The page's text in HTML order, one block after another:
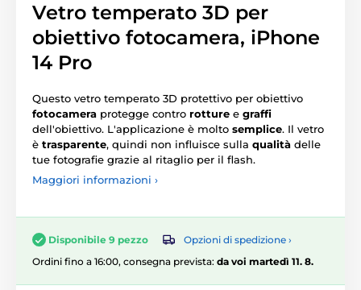
Vetro temperato 3D per
obiettivo fotocamera, iPhone
14 Pro
Questo vetro temperato 3D protettivo per obiettivo
fotocamera protegge contro rotture e graffi
dell'obiettivo. L'applicazione è molto semplice. Il vetro
è trasparente, quindi non influisce sulla qualità delle
tue fotografie grazie al ritaglio per il flash.
Maggiori informazioni ›
Disponibile 9 pezzo
Opzioni di spedizione ›
Ordini fino a 16:00, consegna prevista: da voi martedì 11. 8.